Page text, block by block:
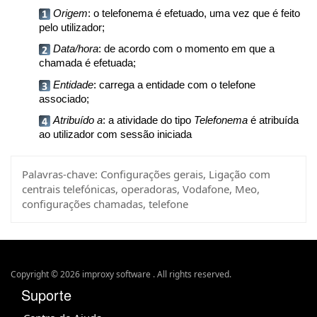
Origem: o telefonema é efetuado, uma vez que é feito
pelo utilizador;
Data/hora: de acordo com o momento em que a
chamada é efetuada;
Entidade: carrega a entidade com o telefone
associado;
Atribuído a: a atividade do tipo Telefonema é atribuída
ao utilizador com sessão iniciada
Palavras-chave: Configurações gerais, Ligação com
centrais telefónicas, operadoras, Vodafone, Meo,
configurações chamadas, telefone
Copyright © 2026 improxy software . All rights reserved.
Suporte